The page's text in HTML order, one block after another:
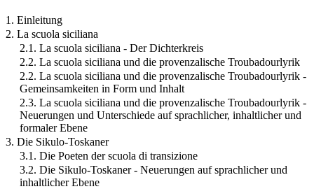
1. Einleitung
2. La scuola siciliana
2.1. La scuola siciliana - Der Dichterkreis
2.2. La scuola siciliana und die provenzalische Troubadourlyrik
2.2. La scuola siciliana und die provenzalische Troubadourlyrik -
Gemeinsamkeiten in Form und Inhalt
2.3. La scuola siciliana und die provenzalische Troubadourlyrik -
Neuerungen und Unterschiede auf sprachlicher, inhaltlicher und
formaler Ebene
3. Die Sikulo-Toskaner
3.1. Die Poeten der scuola di transizione
3.2. Die Sikulo-Toskaner - Neuerungen auf sprachlicher und
inhaltlicher Ebene